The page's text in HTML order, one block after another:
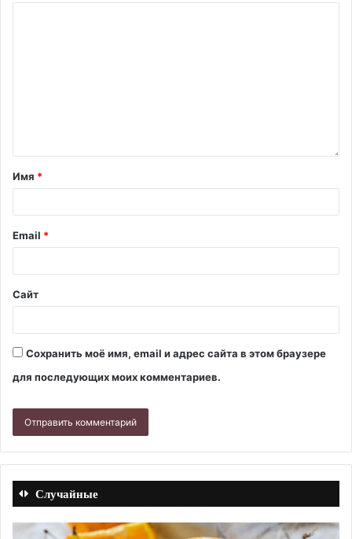
Имя *
Email *
Сайт
Сохранить моё имя, email и адрес сайта в этом браузере
для последующих моих комментариев.
Случайные
Слоеный